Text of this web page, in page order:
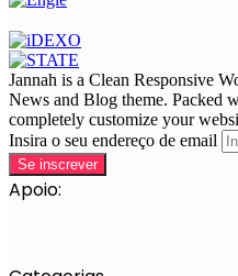
Jannah is a Clean Responsive
News and Blog theme. Packed
completely customize your
Insira o seu endereço de email
Apoio: